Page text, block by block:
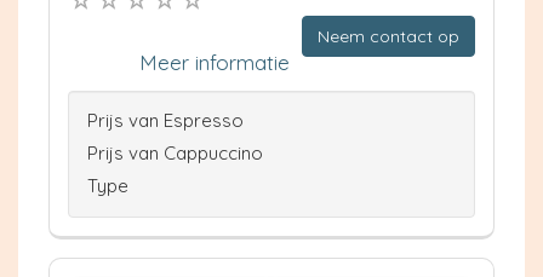
Neem contact op
Meer informatie
Prijs van Espresso
Prijs van Cappuccino
Type